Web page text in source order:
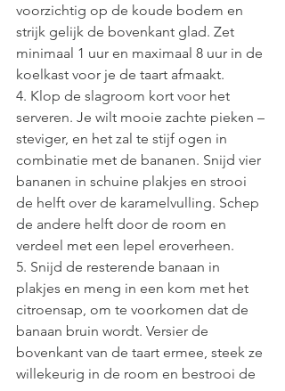
voorzichtig op de koude bodem en
strijk gelijk de bovenkant glad. Zet
minimaal 1 uur en maximaal 8 uur in de
koelkast voor je de taart afmaakt.
4. Klop de slagroom kort voor het
serveren. Je wilt mooie zachte pieken –
steviger, en het zal te stijf ogen in
combinatie met de bananen. Snijd vier
bananen in schuine plakjes en strooi
de helft over de karamelvulling. Schep
de andere helft door de room en
verdeel met een lepel eroverheen.
5. Snijd de resterende banaan in
plakjes en meng in een kom met het
citroensap, om te voorkomen dat de
banaan bruin wordt. Versier de
bovenkant van de taart ermee, steek ze
willekeurig in de room en bestrooi de